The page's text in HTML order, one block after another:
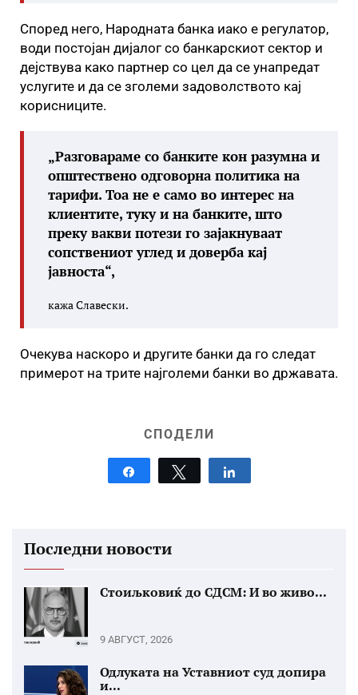
Според него, Народната банка иако е регулатор,
води постојан дијалог со банкарскиот сектор и
дејствува како партнер со цел да се унапредат
услугите и да се зголеми задоволството кај
корисниците.
„Разговараме со банките кон разумна и
општествено одговорна политика на
тарифи. Тоа не е само во интерес на
клиентите, туку и на банките, што
преку вакви потези го зајакнуваат
сопствениот углед и доверба кај
јавноста“,
кажа Славески.
Очекува наскоро и другите банки да го следат
примерот на трите најголеми банки во државата.
СПОДЕЛИ
Tweet
Последни новости
Стоиљковиќ до СДСМ: И во живо...
9 АВГУСТ, 2026
Одлуката на Уставниот суд допира
и...